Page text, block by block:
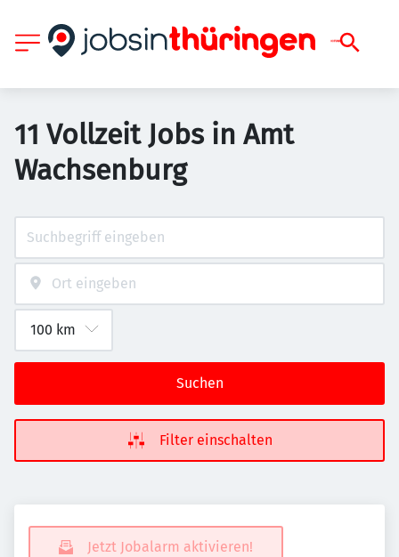
11 Vollzeit Jobs in Amt
Wachsenburg
Suchen
Filter einschalten
Jetzt Jobalarm aktivieren!